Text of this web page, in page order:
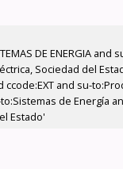
DE ENERGIA and
Sociedad del
and su-
de Energía
Estado'